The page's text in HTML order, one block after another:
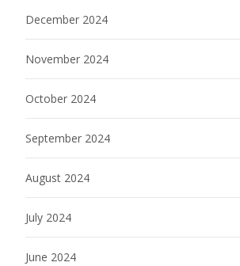
December 2024
November 2024
October 2024
September 2024
August 2024
July 2024
June 2024